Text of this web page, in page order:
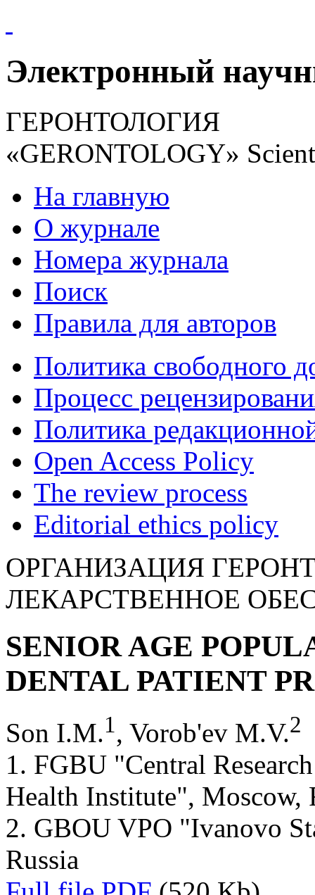
Электронный
ГЕРОНТОЛОГИЯ
«GERONTOLOGY»
На главную
О журнале
Номера журнала
Поиск
Правила для авторов
Политика свободного
Процесс
Политика
Open Access Policy
The review process
Editorial ethics policy
ОРГАНИЗАЦИЯ
ЛЕКАРСТВЕННОЕ
SENIOR AGE
DENTAL PATIENT
Son I.M.1, Vorob'ev M.V.2
1. FGBU "Central
Health Institute", Moscow,
2. GBOU VPO "Ivanovo
Russia